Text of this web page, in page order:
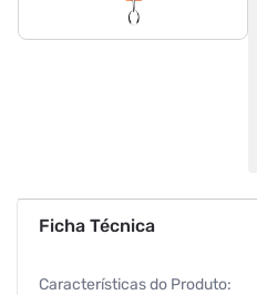
Ficha Técnica
Características do Produto: